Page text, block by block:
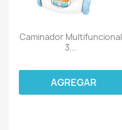
Caminador Multifuncional
3...
AGREGAR